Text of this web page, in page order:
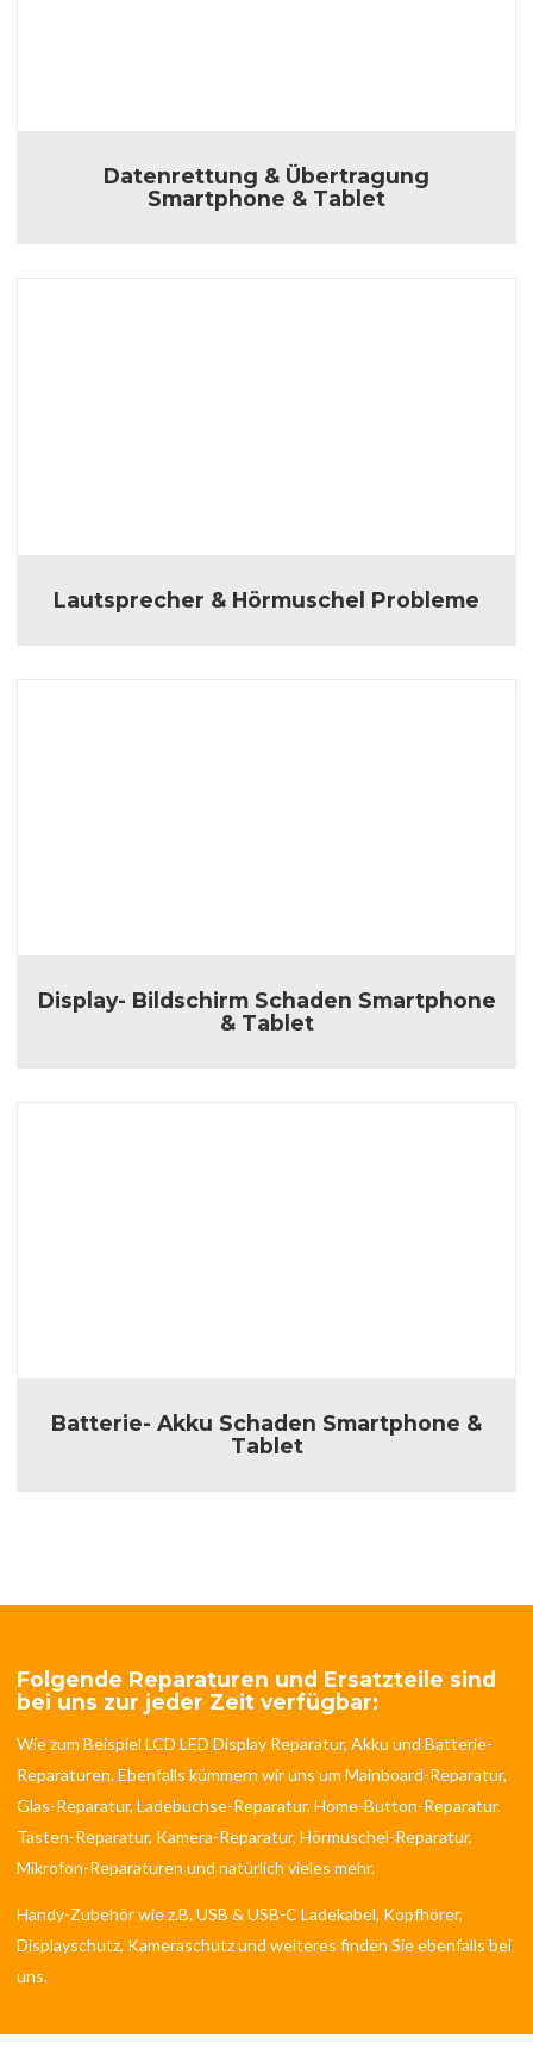
Datenrettung & Übertragung
Smartphone & Tablet
Lautsprecher & Hörmuschel Probleme
Display- Bildschirm Schaden Smartphone
& Tablet
Batterie- Akku Schaden Smartphone &
Tablet
Folgende Reparaturen und Ersatzteile sind
bei uns zur jeder Zeit verfügbar:
Wie zum Beispiel LCD LED Display Reparatur, Akku und Batterie-
Reparaturen. Ebenfalls kümmern wir uns um Mainboard-Reparatur,
Glas-Reparatur, Ladebuchse-Reparatur, Home-Button-Reparatur.
Tasten-Reparatur, Kamera-Reparatur, Hörmuschel-Reparatur,
Mikrofon-Reparaturen und natürlich vieles mehr.
Handy-Zubehör wie z.B. USB & USB-C Ladekabel, Kopfhörer,
Displayschutz, Kameraschutz und weiteres finden Sie ebenfalls bei
uns.